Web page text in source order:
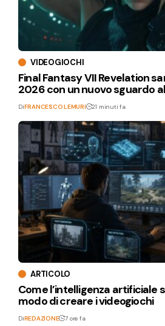
VIDEOGIOCHI
Final Fantasy VII Revelation
2026 con un nuovo sguardo
DiFRANCESCO LEMURI 21 minuti fa
ARTICOLO
Come l’intelligenza artificiale
modo di creare i videogiochi
DiREDAZIONE 7 ore fa